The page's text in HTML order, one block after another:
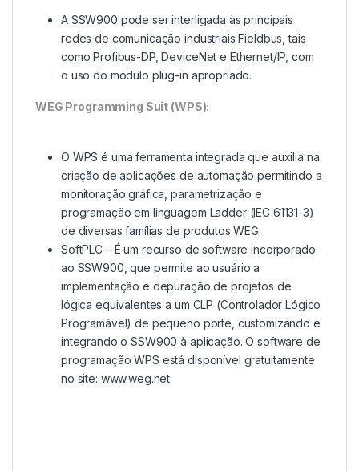
A SSW900 pode ser interligada às principais
redes de comunicação industriais Fieldbus, tais
como Profibus-DP, DeviceNet e Ethernet/IP, com
o uso do módulo plug-in apropriado.
WEG Programming Suit (WPS):
O WPS é uma ferramenta integrada que auxilia na
criação de aplicações de automação permitindo a
monitoração gráfica, parametrização e
programação em linguagem Ladder (IEC 61131-3)
de diversas famílias de produtos WEG.
SoftPLC – É um recurso de software incorporado
ao SSW900, que permite ao usuário a
implementação e depuração de projetos de
lógica equivalentes a um CLP (Controlador Lógico
Programável) de pequeno porte, customizando e
integrando o SSW900 à aplicação. O software de
programação WPS está disponível gratuitamente
no site: www.weg.net.